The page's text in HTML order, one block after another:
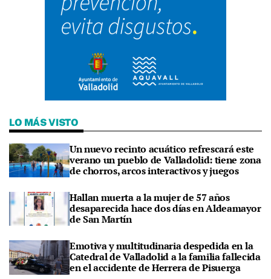
LO MÁS VISTO
Un nuevo recinto acuático refrescará este
verano un pueblo de Valladolid: tiene zona
de chorros, arcos interactivos y juegos
Hallan muerta a la mujer de 57 años
desaparecida hace dos días en Aldeamayor
de San Martín
Emotiva y multitudinaria despedida en la
Catedral de Valladolid a la familia fallecida
en el accidente de Herrera de Pisuerga